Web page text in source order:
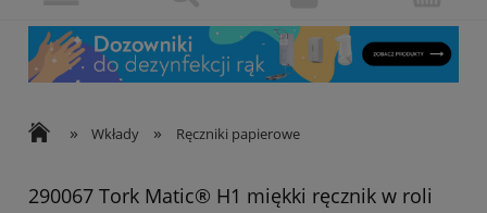
» Wkłady » Ręczniki papierowe
290067 Tork Matic® H1 miękki ręcznik w roli